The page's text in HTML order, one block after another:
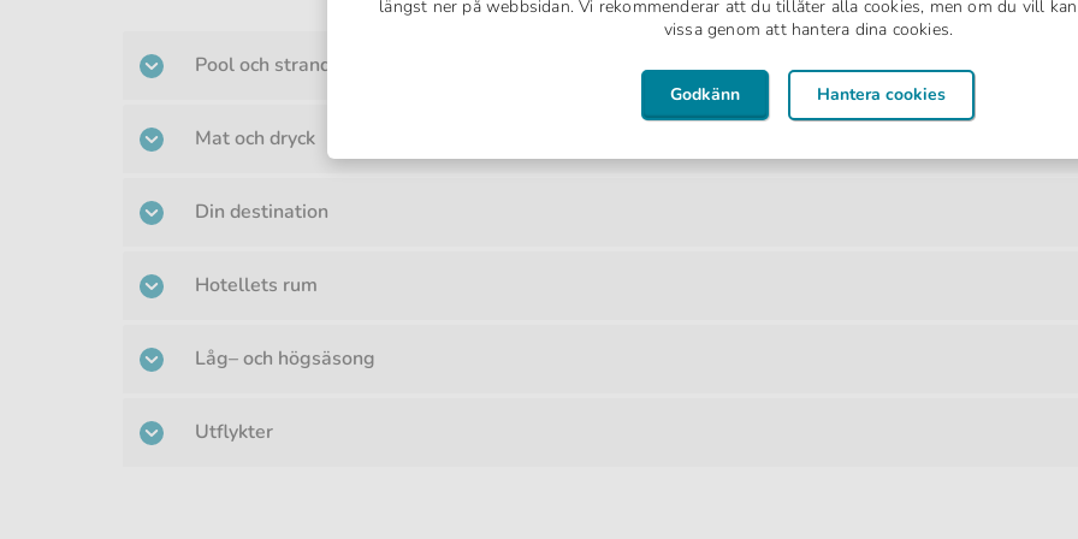
Pool och strand
Mat och dryck
Din destination
Hotellets rum
Låg– och högsäsong
Utflykter
längst ner på webbsidan. Vi rekommenderar att du tillåter alla cookies, men om du vill
vissa genom att hantera dina cookies.
Godkänn Hantera cookies